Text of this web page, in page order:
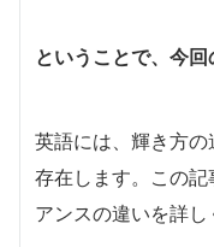
ということで、今回
英語には、輝き方
存在します。この記
アンスの違いを詳し